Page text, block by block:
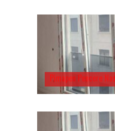
Pimapen Pencere